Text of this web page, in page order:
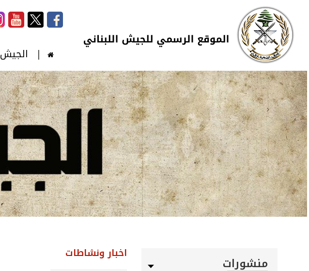
تجاوز إلى المحتوى الرئيسي
Skip to navigation
الجيش
منشورات
اخبار ونشاطات